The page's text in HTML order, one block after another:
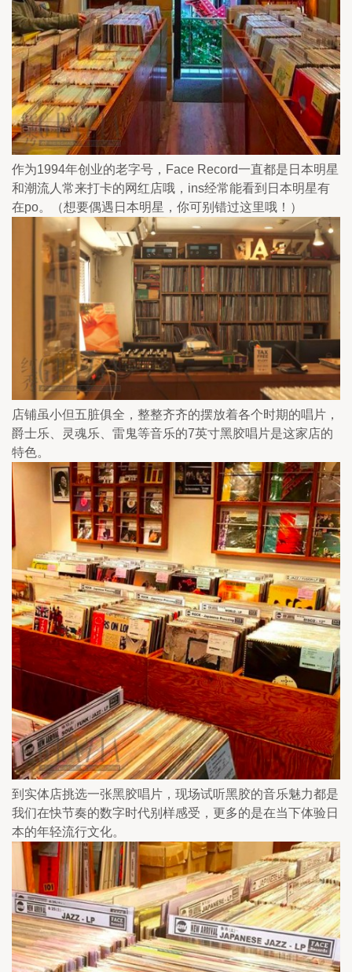
作为1994年创业的老字号，Face Record一直都是日本明星
和潮流人常来打卡的网红店哦，ins经常能看到日本明星有
在po。（想要偶遇日本明星，你可别错过这里哦！）
店铺虽小但五脏俱全，整整齐齐的摆放着各个时期的唱片，
爵士乐、灵魂乐、雷鬼等音乐的7英寸黑胶唱片是这家店的
特色。
到实体店挑选一张黑胶唱片，现场试听黑胶的音乐魅力都是
我们在快节奏的数字时代别样感受，更多的是在当下体验日
本的年轻流行文化。